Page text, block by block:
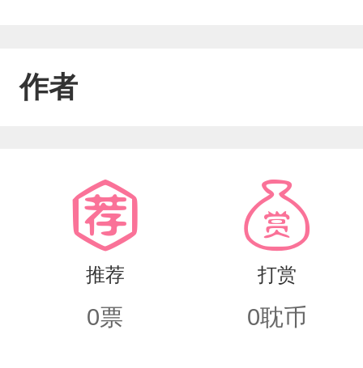
建议哒，说不定就出现在文里了呢
作者
推荐
0票
打赏
0耽币